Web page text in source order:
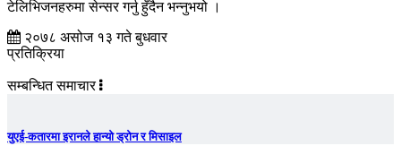
टेलिभिजनहरुमा सेन्सर गर्नु हुँदैन भन्नुभयो ।
२०७८ असोज १३ गते बुधवार
प्रतिक्रिया
सम्बन्धित समाचार
युएई-कतारमा इरानले हान्यो ड्रोन र मिसाइल